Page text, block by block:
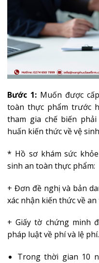
Bước 1:Muốn được
toàn thực phẩm trước
tham gia chế biến
huấn kiến thức về vệ
* Hồ sơ khám sức
sinh an toàn thực phẩm:
+ Đơn đề nghị và bản
xác nhận kiến thức về
+ Giấy tờ chứng minh
pháp luật về phí và lệ phí.
Trong thời gian 10